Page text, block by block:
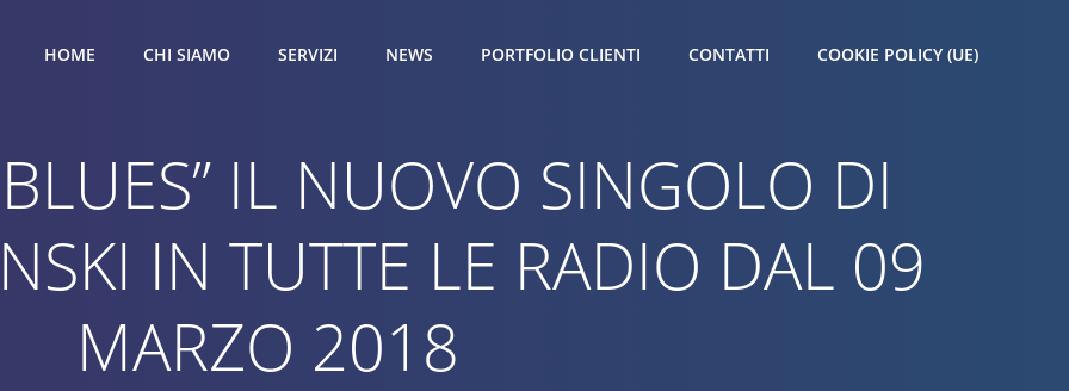
HOME CHI SIAMO SERVIZI NEWS PORTFOLIO CLIENTI CONTATTI COOKIE POLICY (UE)
IL NUOVO SINGOLO DI
IN TUTTE LE RADIO DAL 09
MARZO 2018